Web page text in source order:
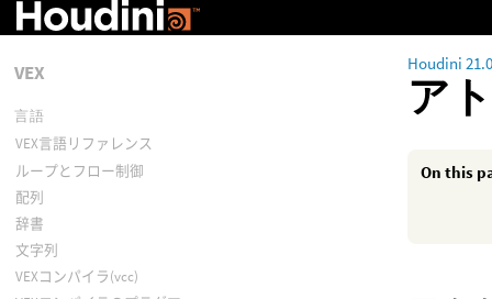
Houdini 21.0
ア
On this
VEX
言語
VEX言語リファレンス
ループとフロー制御
配列
辞書
文字列
VEXコンパイラ(vcc)